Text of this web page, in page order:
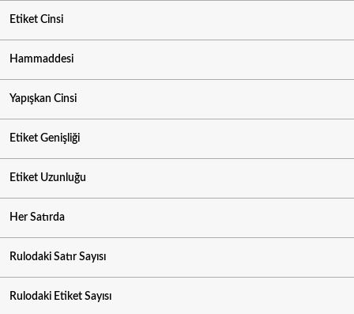
Etiket Cinsi
Hammaddesi
Yapışkan Cinsi
Etiket Genişliği
Etiket Uzunluğu
Her Satırda
Rulodaki Satır Sayısı
Rulodaki Etiket Sayısı